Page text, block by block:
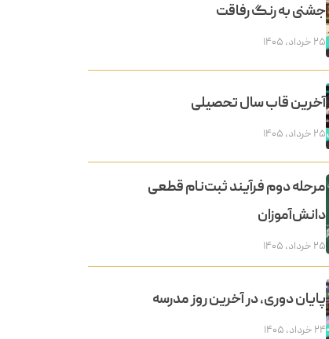
جشنی به رنگ رفاقت
۲۵ خرداد, ۱۴۰۵
آخرین قاب سال تحصیلی
۲۵ خرداد, ۱۴۰۵
مرحله دوم فرآیند ثبت‌نام قطعی
دانش‌آموزان
۲۵ خرداد, ۱۴۰۵
پایان دوری، در آخرین روز مدرسه
۲۴ خرداد, ۱۴۰۵